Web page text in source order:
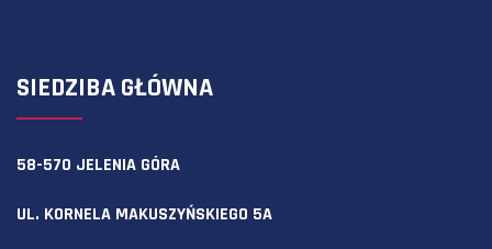
SIEDZIBA GŁÓWNA
58-570 JELENIA GÓRA
UL. KORNELA MAKUSZYŃSKIEGO 5A